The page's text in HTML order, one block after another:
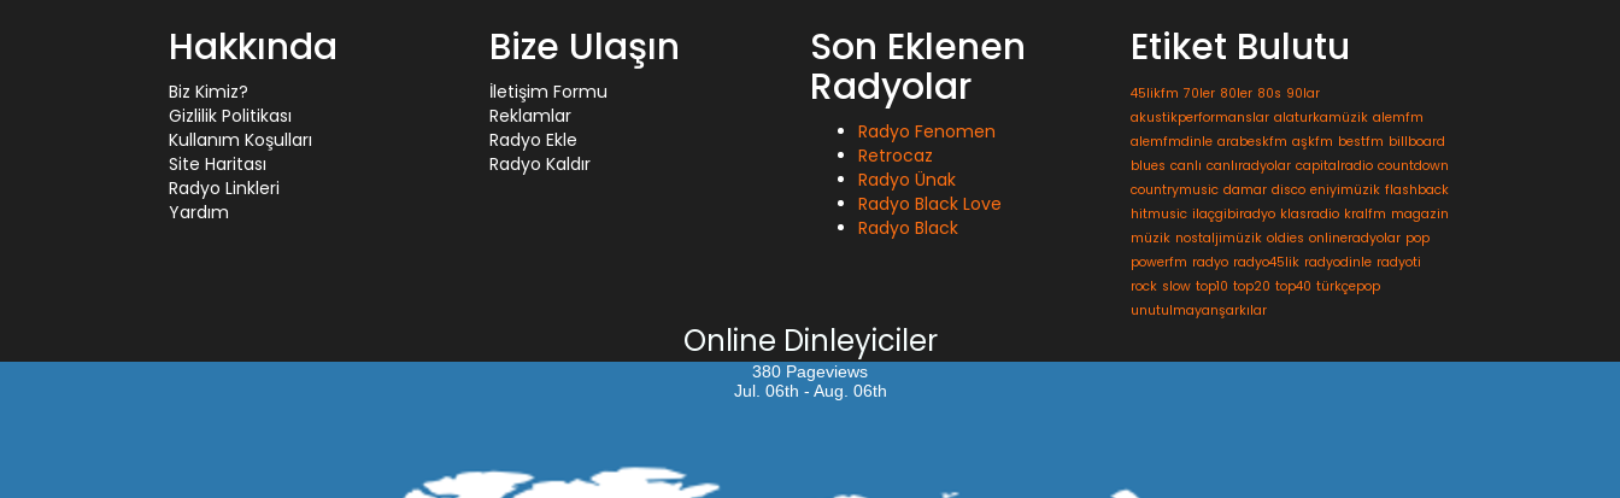
Hakkında
Biz Kimiz?
Gizlilik Politikası
Kullanım Koşulları
Site Haritası
Radyo Linkleri
Yardım
Bize Ulaşın
İletişim Formu
Reklamlar
Radyo Ekle
Radyo Kaldır
Son Eklenen
Radyolar
Radyo Fenomen
Retrocaz
Radyo Ünak
Radyo Black Love
Radyo Black
Etiket Bulutu
45likfm 70ler 80ler 80s 90lar
akustikperformanslar alaturkamüzik alemfm
alemfmdinle arabeskfm aşkfm bestfm billboard
blues canlı canlıradyolar capitalradio countdown
countrymusic damar disco eniyimüzik flashback
hitmusic ilaçgibiradyo klasradio kralfm magazin
müzik nostaljimüzik oldies onlineradyolar pop
powerfm radyo radyo45lik radyodinle radyoti
rock slow top10 top20 top40 türkçepop
unutulmayanşarkılar
Online Dinleyiciler
380 Pageviews
Jul. 06th - Aug. 06th